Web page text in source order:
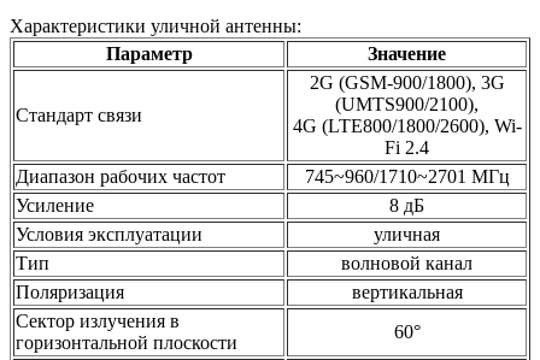
Характеристики уличной антенны:
Параметр
Значение
Стандарт связи
2G (GSM-900/1800), 3G
(UMTS900/2100),
4G (LTE800/1800/2600), Wi-
Fi 2.4
Диапазон рабочих частот
745~960/1710~2701 МГц
Усиление
8 дБ
Условия эксплуатации
уличная
Тип
волновой канал
Поляризация
вертикальная
Сектор излучения в
горизонтальной плоскости
60°